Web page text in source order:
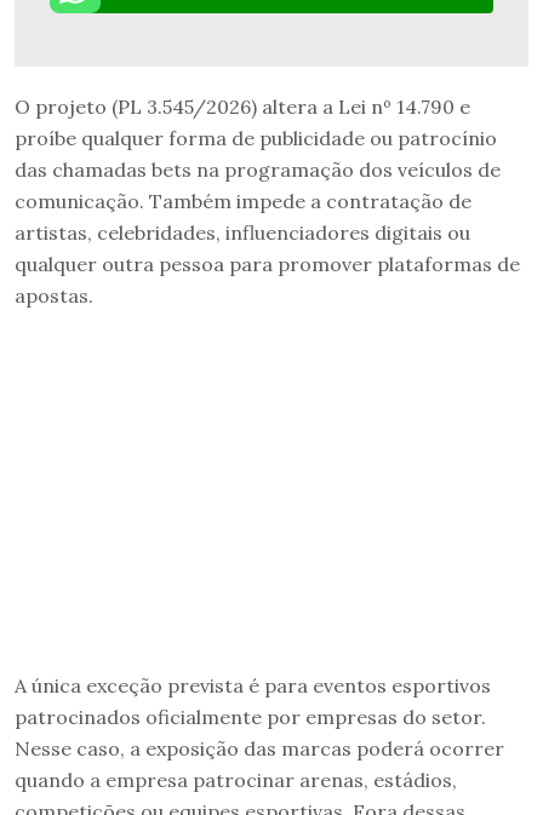
O projeto (PL 3.545/2026) altera a Lei nº 14.790 e
proíbe qualquer forma de publicidade ou patrocínio
das chamadas bets na programação dos veículos de
comunicação. Também impede a contratação de
artistas, celebridades, influenciadores digitais ou
qualquer outra pessoa para promover plataformas de
apostas.
A única exceção prevista é para eventos esportivos
patrocinados oficialmente por empresas do setor.
Nesse caso, a exposição das marcas poderá ocorrer
quando a empresa patrocinar arenas, estádios,